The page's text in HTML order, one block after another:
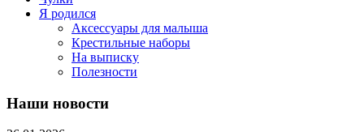
Я родился
Аксессуары для малыша
Крестильные наборы
На выписку
Полезности
Наши новости